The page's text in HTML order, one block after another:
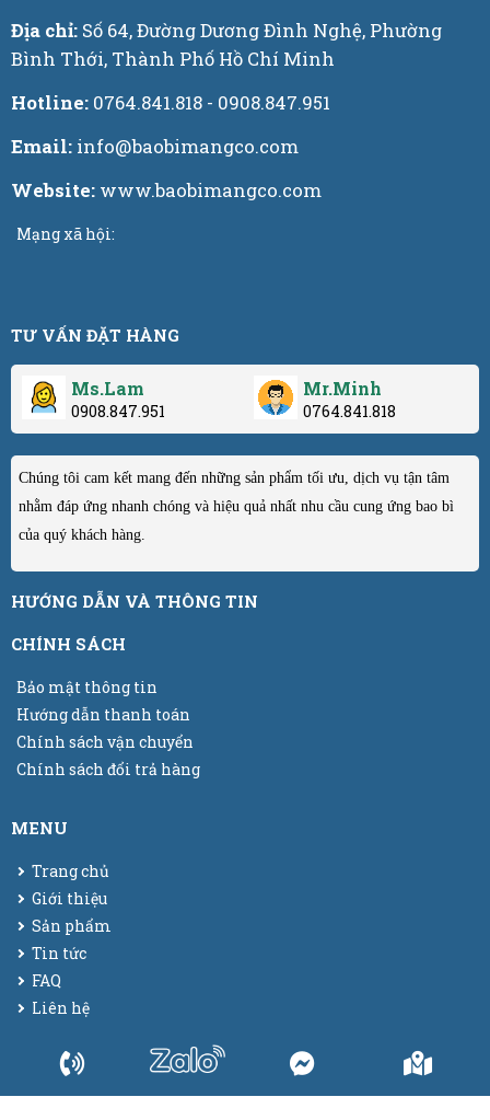
Địa chỉ: Số 64, Đường Dương Đình Nghệ, Phường
Bình Thới, Thành Phố Hồ Chí Minh
Hotline: 0764.841.818 - 0908.847.951
Email: info@baobimangco.com
Website: www.baobimangco.com
Mạng xã hội:
TƯ VẤN ĐẶT HÀNG
Ms.Lam
0908.847.951
Mr.Minh
0764.841.818
Chúng tôi cam kết mang đến những sản phẩm tối ưu, dịch vụ tận tâm
nhằm đáp ứng nhanh chóng và hiệu quả nhất nhu cầu cung ứng bao bì
của quý khách hàng.
HƯỚNG DẪN VÀ THÔNG TIN
CHÍNH SÁCH
Bảo mật thông tin
Hướng dẫn thanh toán
Chính sách vận chuyển
Chính sách đổi trả hàng
MENU
Trang chủ
Giới thiệu
Sản phẩm
Tin tức
FAQ
Liên hệ
Bao bì màng co